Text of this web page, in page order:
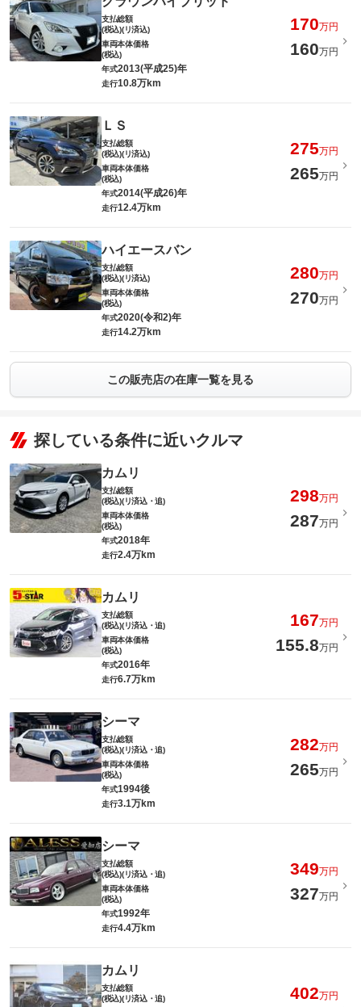
支払総額
(税込)(リ済込)
170万円
車両本体価格
(税込)
160万円
年式2013(平成25)年
走行10.8万km
ＬＳ
支払総額
(税込)(リ済込)
275万円
車両本体価格
(税込)
265万円
年式2014(平成26)年
走行12.4万km
ハイエースバン
支払総額
(税込)(リ済込)
280万円
車両本体価格
(税込)
270万円
年式2020(令和2)年
走行14.2万km
この販売店の在庫一覧を見る
探している条件に近いクルマ
カムリ
支払総額
(税込)(リ済込・追)
298万円
車両本体価格
(税込)
287万円
年式2018年
走行2.4万km
カムリ
支払総額
(税込)(リ済込・追)
167万円
車両本体価格
(税込)
155.8万円
年式2016年
走行6.7万km
シーマ
支払総額
(税込)(リ済込・追)
282万円
車両本体価格
(税込)
265万円
年式1994後
走行3.1万km
シーマ
支払総額
(税込)(リ済込・追)
349万円
車両本体価格
(税込)
327万円
年式1992年
走行4.4万km
カムリ
支払総額
(税込)(リ済込・追)
402万円